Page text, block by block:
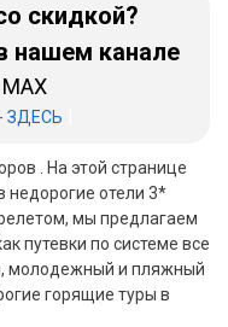
скидкой?
нашем канале
ЗДЕСЬ
. На этой странице
недорогие отели 3*
мы предлагаем
путевки по системе все
молодежный и пляжный
горящие туры в